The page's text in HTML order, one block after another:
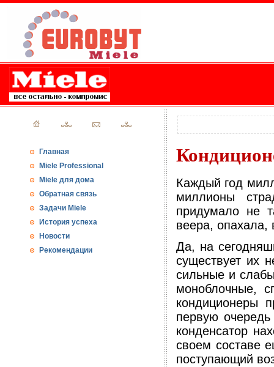
Главная
Miele Professional
Miele для дома
Обратная связь
Задачи Miele
История успеха
Новости
Рекомендации
Каждый год
миллионы
придумало не
веера,
Да, на
существует их
сильные и
моноблочные,
кондиционеры
первую
конденсатор
своем составе
поступающий